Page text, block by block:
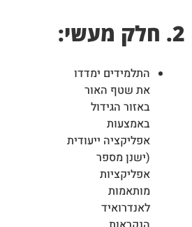
2. חלק מעשי:
התלמידים ימדדו
את שטף האור
באזור הגידול
באמצעות
אפליקציה ייעודית
(ישנן מספר
אפליקציות
מותאמות
לאנדרואיד